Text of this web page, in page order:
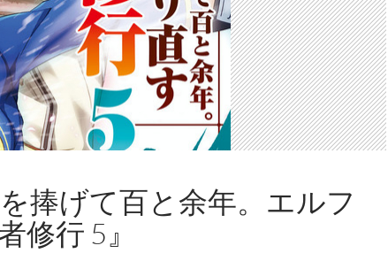
捧げて百と余年。エルフ
修行 5』